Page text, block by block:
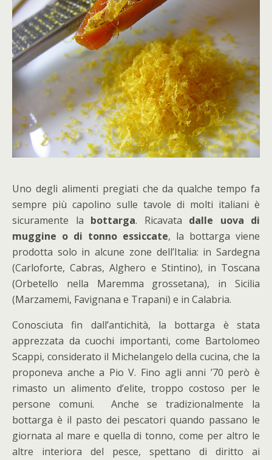
Uno degli alimenti pregiati che da qualche tempo fa
sempre più capolino sulle tavole di molti italiani è
sicuramente la bottarga. Ricavata dalle uova di
muggine o di tonno essiccate, la bottarga viene
prodotta solo in alcune zone dell’Italia: in Sardegna
(Carloforte, Cabras, Alghero e Stintino), in Toscana
(Orbetello nella Maremma grossetana), in Sicilia
(Marzamemi, Favignana e Trapani) e in Calabria.
Conosciuta fin dall’antichità, la bottarga è stata
apprezzata da cuochi importanti, come Bartolomeo
Scappi, considerato il Michelangelo della cucina, che la
proponeva anche a Pio V. Fino agli anni ’70 però è
rimasto un alimento d’elite, troppo costoso per le
persone comuni. Anche se tradizionalmente la
bottarga è il pasto dei pescatori quando passano le
giornata al mare e quella di tonno, come per altro le
altre interiora del pesce, spettano di diritto ai